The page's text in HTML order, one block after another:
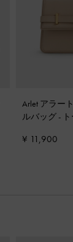
Arlet アラー
ルバッグ -
¥ 11,900